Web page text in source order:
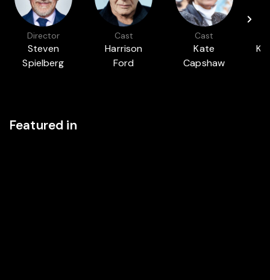
Director
Steven
Spielberg
Cast
Harrison
Ford
Cast
Kate
Capshaw
Featured in